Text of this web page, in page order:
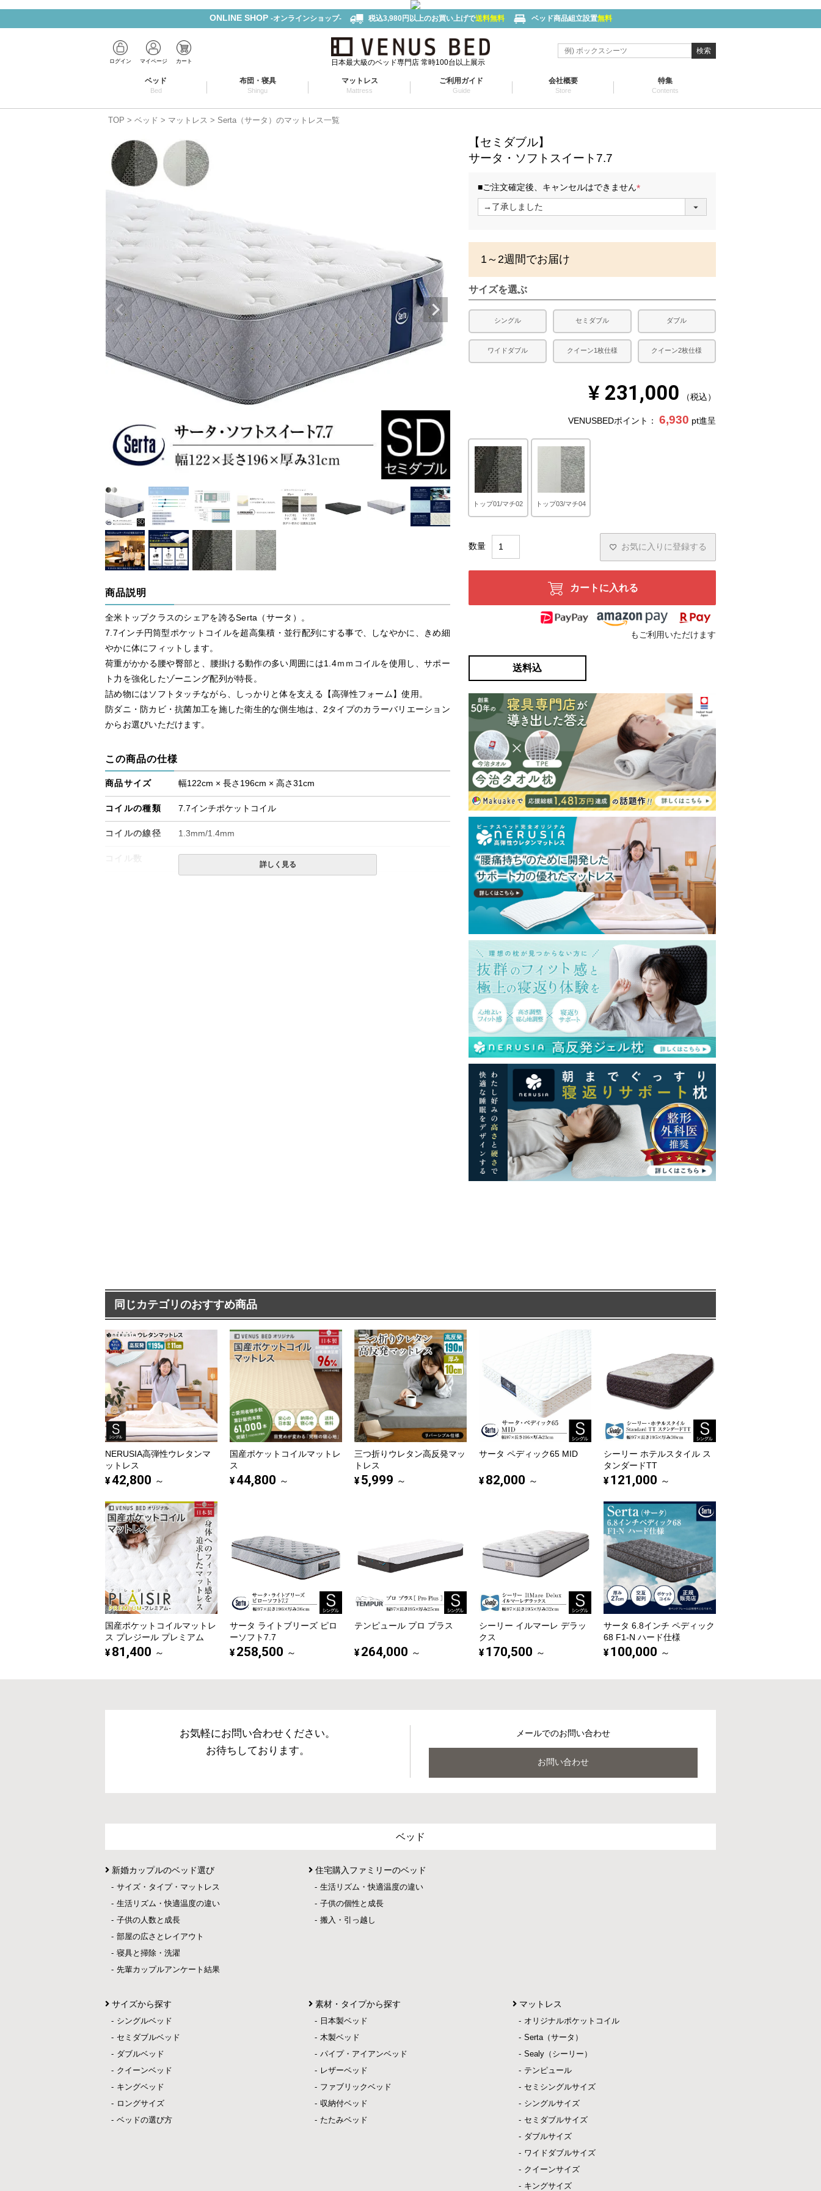
ONLINE SHOP -オンラインショップ- 税込3,980円以上のお買い上げで送料無料 ベッド商品組立設置無料
ログイン マイページ カート 日本最大級のベッド専門店 常時100台以上展示
検索
ベッド
Bed
布団・寝具
Shingu
マットレス
Mattress
ご利用ガイド
Guide
会社概要
Store
特集
Contents
TOP ベッド マットレス Serta（サータ）のマットレス一覧
商品説明
全米トップクラスのシェアを誇るSerta（サータ）。
7.7インチ円筒型ポケットコイルを超高集積・並行配列にする事で、しなやかに、きめ細
やかに体にフィットします。
荷重がかかる腰や臀部と、腰掛ける動作の多い周囲には1.4ｍｍコイルを使用し、サポー
ト力を強化したゾーニング配列が特長。
詰め物にはソフトタッチながら、しっかりと体を支える【高弾性フォーム】使用。
防ダニ・防カビ・抗菌加工を施した衛生的な側生地は、2タイプのカラーバリエーション
からお選びいただけます。
この商品の仕様
商品サイズ 幅122cm × 長さ196cm × 高さ31cm
コイルの種類 7.7インチポケットコイル
コイルの線径 1.3mm/1.4mm
詳しく見る
【セミダブル】
サータ・ソフトスイート7.7
■ご注文確定後、キャンセルはできません
(
必
1～2週間でお届け
サイズを選ぶ
シングル セミダブル ダブル
ワイドダブル クイーン1枚仕様 クイーン2枚仕様
¥ 231,000 税込
VENUSBEDポイント： 6,930 pt進呈
トップ01/マチ02 トップ03/マチ04
お気に入りに登録する
カートに入れる
もご利用いただけます
送料込
同じカテゴリのおすすめ商品
NERUSIA高弾性ウレタンマ
ットレス
¥42,800 ～
国産ポケットコイルマットレ
ス
¥44,800 ～
三つ折りウレタン高反発マッ
トレス
¥ 5,999 ～
サータ ペディック65 MID
¥ 82,000 ～
シーリー ホテルスタイル ス
タンダードTT
¥ 121,000 ～
国産ポケットコイルマットレ
ス プレジール プレミアム
¥ 81,400 ～
サータ ライトブリーズ ピロ
ーソフト7.7
¥ 258,500 ～
テンピュール プロ プラス
¥ 264,000 ～
シーリー イルマーレ デラッ
クス
¥ 170,500 ～
サータ 6.8インチ ペディック
68 F1-N ハード仕様
¥ 100,000 ～
お気軽にお問い合わせください。
お待ちしております。
メールでのお問い合わせ
お問い合わせ
ベッド
新婚カップルのベッド選び
サイズ・タイプ・マットレス
生活リズム・快適温度の違い
子供の人数と成長
部屋の広さとレイアウト
寝具と掃除・洗濯
先輩カップルアンケート結果
住宅購入ファミリーのベッド
生活リズム・快適温度の違い
子供の個性と成長
搬入・引っ越し
サイズから探す
シングルベッド
セミダブルベッド
ダブルベッド
クイーンベッド
キングベッド
ロングサイズ
ベッドの選び方
素材・タイプから探す
日本製ベッド
木製ベッド
パイプ・アイアンベッド
レザーベッド
ファブリックベッド
収納付ベッド
たたみベッド
マットレス
オリジナルポケットコイル
Serta（サータ）
Sealy（シーリー）
テンピュール
セミシングルサイズ
シングルサイズ
セミダブルサイズ
ダブルサイズ
ワイドダブルサイズ
クイーンサイズ
キングサイズ